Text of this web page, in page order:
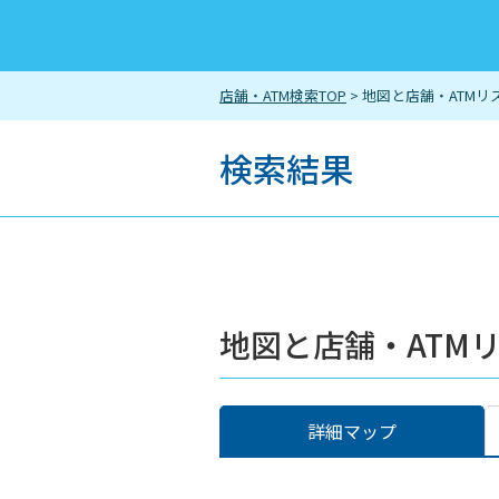
店舗・ATM検索TOP > 地図と店舗・ATMリ
検索結果
地図と店舗・ATM
詳細マップ